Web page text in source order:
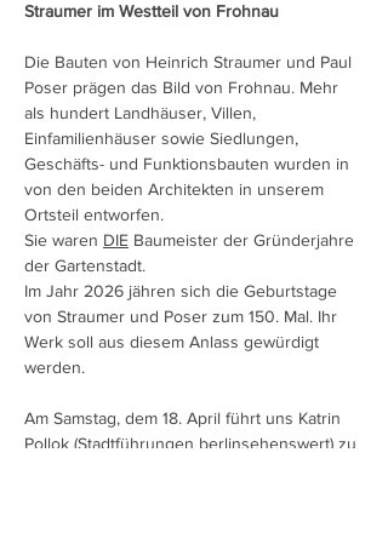
Straumer im Westteil von Frohnau
Die Bauten von Heinrich Straumer und Paul
Poser prägen das Bild von Frohnau. Mehr
als hundert Landhäuser, Villen,
Einfamilienhäuser sowie Siedlungen,
Geschäfts- und Funktionsbauten wurden in
von den beiden Architekten in unserem
Ortsteil entworfen.
Sie waren DIE Baumeister der Gründerjahre
der Gartenstadt.
Im Jahr 2026 jähren sich die Geburtstage
von Straumer und Poser zum 150. Mal. Ihr
Werk soll aus diesem Anlass gewürdigt
werden.
Am Samstag, dem 18. April führt uns Katrin
Pollok (Stadtführungen berlinsehenswert) zu